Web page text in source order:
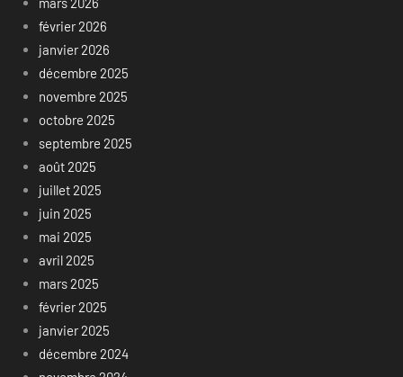
février 2026
janvier 2026
décembre 2025
novembre 2025
octobre 2025
septembre 2025
août 2025
juillet 2025
juin 2025
mai 2025
avril 2025
mars 2025
février 2025
janvier 2025
décembre 2024